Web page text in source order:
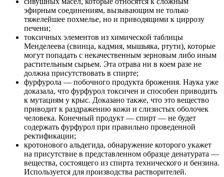
эфирным соединениям, вызывающим не только
тяжелейшее похмелье, но и приводящими к циррозу
печени;
токсичных элементов из химической таблицы
Менделеева (свинца, кадмия, мышьяка, ртути), которые
могут попадать с некачественным зерновым либо иным
растительным сырьем. Эта отрава ни в коем разе не
должна присутствовать в спирте;
фурфурола — побочного продукта брожения. Наука уже
доказала, что фурфурол токсичен и способен приводить
к мутациям у крыс. Доказано также, что это вещество
приводит к раздражению кожи и слизистых оболочек
человека. Конечный продукт — спирт — не будет
содержать фурфурол при правильно проведенной
ректификации;
кротонового альдегида, обнаружение которого укажет
на присутствие в представленном образце денатурата —
вещества, состоящего из спирта технического и бензина.
Используется для производства растворителей.